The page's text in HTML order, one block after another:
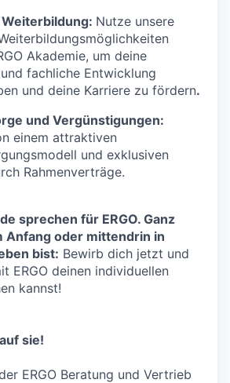
Nutze unsere
Akademie, um deine
fachliche Entwicklung
und deine Karriere zu fördern.
und Vergünstigungen:
einem attraktiven
und exklusiven
Rahmenverträge.
sprechen für ERGO. Ganz
Anfang oder mittendrin in
bist: Bewirb dich jetzt und
ERGO deinen individuellen
kannst!
sie!
ERGO Beratung und Vertrieb